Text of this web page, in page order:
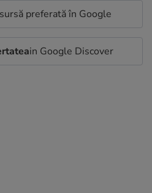
preferată în Google
in Google Discover